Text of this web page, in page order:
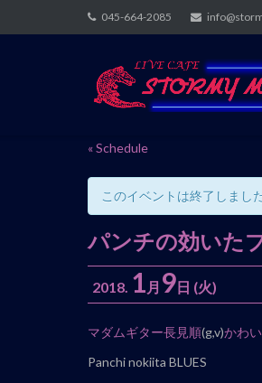
to
045-664-2085
« Schedule
このイベントは終了しました
パンチの効いた
2018. 1 月 9日 (火)
イ
ベ
マダムギター長見順(g,v)かわ
Panchi nokiita BLUES